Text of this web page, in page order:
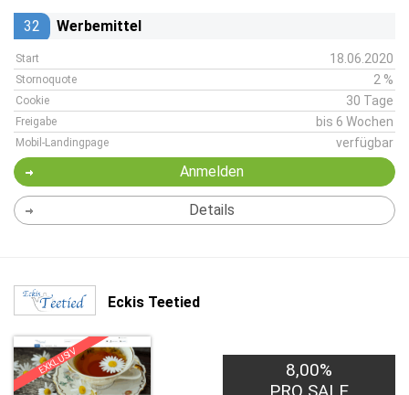
32 Werbemittel
Start 18.06.2020
Stornoquote 2 %
Cookie 30 Tage
Freigabe bis 6 Wochen
Mobil-Landingpage verfügbar
Anmelden
Details
Eckis Teetied
EXKLUSIV
8,00%